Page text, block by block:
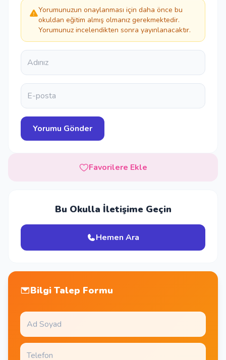
Yorumunuzun onaylanması için daha önce bu
okuldan eğitim almış olmanız gerekmektedir.
Yorumunuz incelendikten sonra yayınlanacaktır.
Favorilere Ekle
Bu Okulla İletişime Geçin
Hemen Ara
Bilgi Talep Formu